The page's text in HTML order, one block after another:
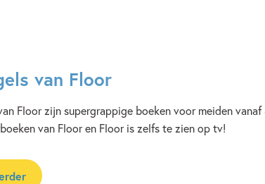
van Floor
Floor zijn supergrappige boeken voor meiden vanaf
van Floor en Floor is zelfs te zien op tv!